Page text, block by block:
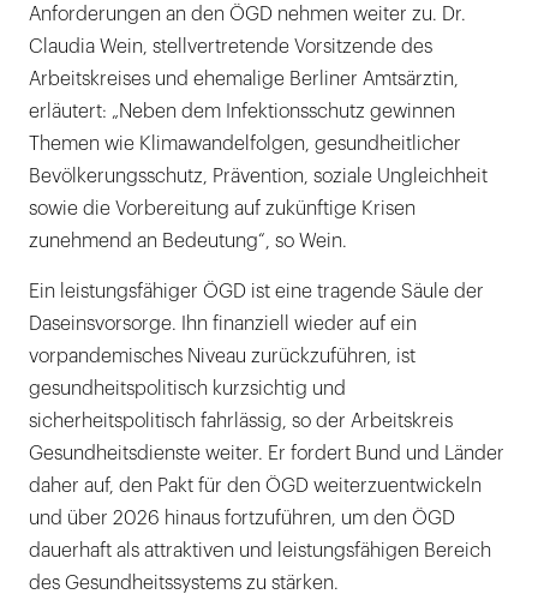
Anforderungen an den ÖGD nehmen weiter zu. Dr.
Claudia Wein, stellvertretende Vorsitzende des
Arbeitskreises und ehemalige Berliner Amtsärztin,
erläutert: „Neben dem Infektionsschutz gewinnen
Themen wie Klimawandelfolgen, gesundheitlicher
Bevölkerungsschutz, Prävention, soziale Ungleichheit
sowie die Vorbereitung auf zukünftige Krisen
zunehmend an Bedeutung“, so Wein.
Ein leistungsfähiger ÖGD ist eine tragende Säule der
Daseinsvorsorge. Ihn finanziell wieder auf ein
vorpandemisches Niveau zurückzuführen, ist
gesundheitspolitisch kurzsichtig und
sicherheitspolitisch fahrlässig, so der Arbeitskreis
Gesundheitsdienste weiter. Er fordert Bund und Länder
daher auf, den Pakt für den ÖGD weiterzuentwickeln
und über 2026 hinaus fortzuführen, um den ÖGD
dauerhaft als attraktiven und leistungsfähigen Bereich
des Gesundheitssystems zu stärken.